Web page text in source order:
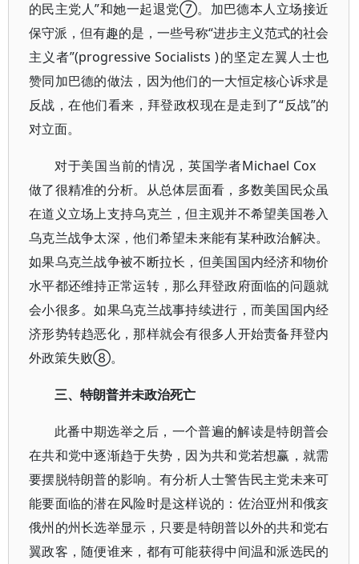
的民主党人”和她一起退党⑦。加巴德本人立场接近
保守派，但有趣的是，一些号称“进步主义范式的社会
主义者”(progressive Socialists )的坚定左翼人士也
赞同加巴德的做法，因为他们的一大恒定核心诉求是
反战，在他们看来，拜登政权现在是走到了“反战”的
对立面。
对于美国当前的情况，英国学者Michael Cox
做了很精准的分析。从总体层面看，多数美国民众虽
在道义立场上支持乌克兰，但主观并不希望美国卷入
乌克兰战争太深，他们希望未来能有某种政治解决。
如果乌克兰战争被不断拉长，但美国国内经济和物价
水平都还维持正常运转，那么拜登政府面临的问题就
会小很多。如果乌克兰战事持续进行，而美国国内经
济形势转趋恶化，那样就会有很多人开始责备拜登内
外政策失败⑧。
三、特朗普并未政治死亡
此番中期选举之后，一个普遍的解读是特朗普会
在共和党中逐渐趋于失势，因为共和党若想赢，就需
要摆脱特朗普的影响。有分析人士警告民主党未来可
能要面临的潜在风险时是这样说的：佐治亚州和俄亥
俄州的州长选举显示，只要是特朗普以外的共和党右
翼政客，随便谁来，都有可能获得中间温和派选民的